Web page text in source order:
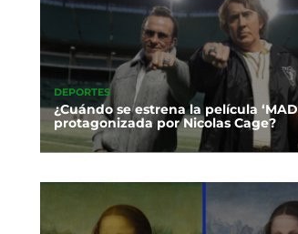
DEPORTES
¿Cuándo se estrena la película
protagonizada por Nicolas Cage?